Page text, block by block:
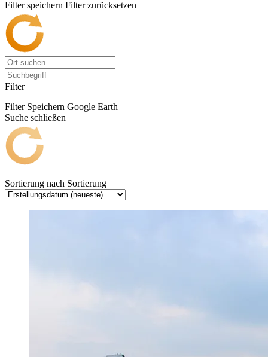
Filter speichern Filter zurücksetzen
Filter
Filter Speichern Google Earth
Suche schließen
Sortierung nach Sortierung